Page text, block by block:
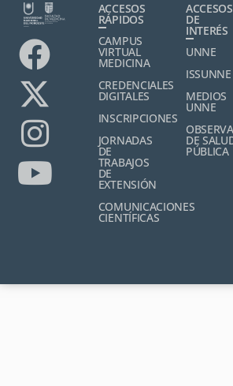
ACCESOS
RÁPIDOS
CAMPUS
VIRTUAL
MEDICINA
CREDENCIALES
DIGITALES
INSCRIPCIONES
JORNADAS
DE
TRABAJOS
DE
EXTENSIÓN
COMUNICACIONES
CIENTÍFICAS
ACCESOS
DE
INTERÉS
UNNE
ISSUNNE
MEDIOS
UNNE
DE
PÚBLICA